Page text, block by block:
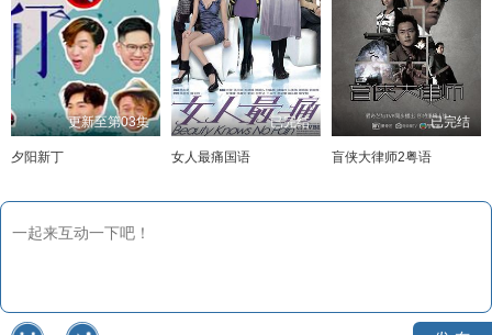
更新至第03集
夕阳新丁
已完结
女人最痛国语
已完结
盲侠大律师2粤语